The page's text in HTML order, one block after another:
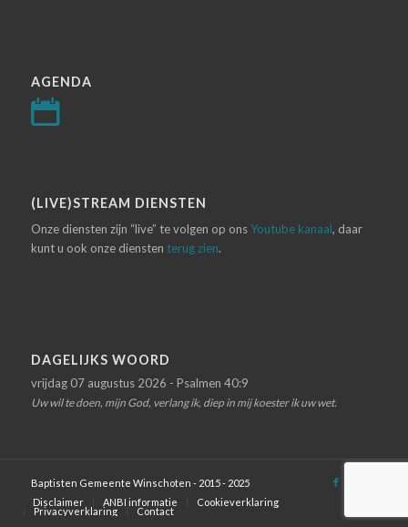
AGENDA
(LIVE)STREAM DIENSTEN
Onze diensten zijn “live” te volgen op onsYoutube kanaal, daar
kunt u ook onze diensten terug zien.
DAGELIJKS WOORD
vrijdag 07 augustus 2026 - Psalmen 40:9
Uw wil te doen, mijn God, verlang ik, diep in mij koester ik uw wet.
Baptisten Gemeente Winschoten - 2015 - 2025
Disclaimer
ANBI informatie Cookieverklaring
Privacyverklaring Contact